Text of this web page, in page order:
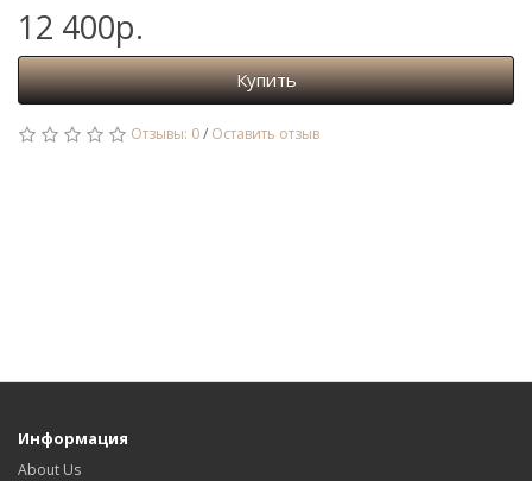
12 400р.
Купить
Отзывы: 0/ Оставить отзыв
Информация
About Us